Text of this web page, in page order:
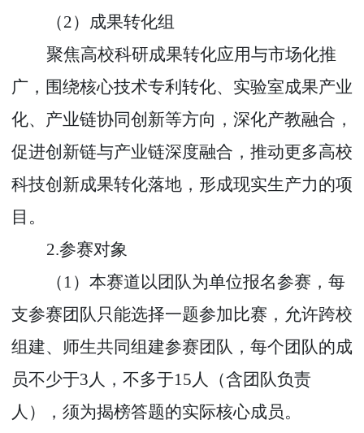
（2）成果转化组
聚焦高校科研成果转化应用与市场化推
广，围绕核心技术专利转化、实验室成果产业
化、产业链协同创新等方向，深化产教融合，
促进创新链与产业链深度融合，推动更多高校
科技创新成果转化落地，形成现实生产力的项
目。
2.参赛对象
（ 1）本赛道以团队为单位报名参赛，每
支参赛团队只能选择一题参加比赛，允许跨校
组建、师生共同组建参赛团队，每个团队的成
员不少于3人，不多于15人（含团队负责
人），须为揭榜答题的实际核心成员。